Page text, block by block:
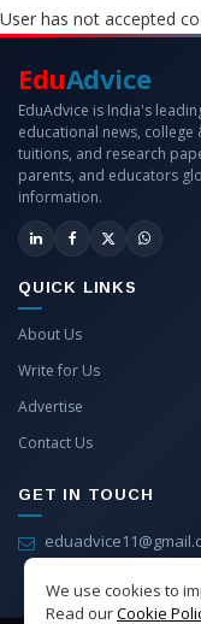
User has not accepted
We use cookies to
Read ourCookie
EduAdvice
EduAdvice is India's
educational news,
tuitions, and research
parents, and educators
information.
QUICK LINKS
About Us
Write for Us
Advertise
Contact Us
GET IN TOUCH